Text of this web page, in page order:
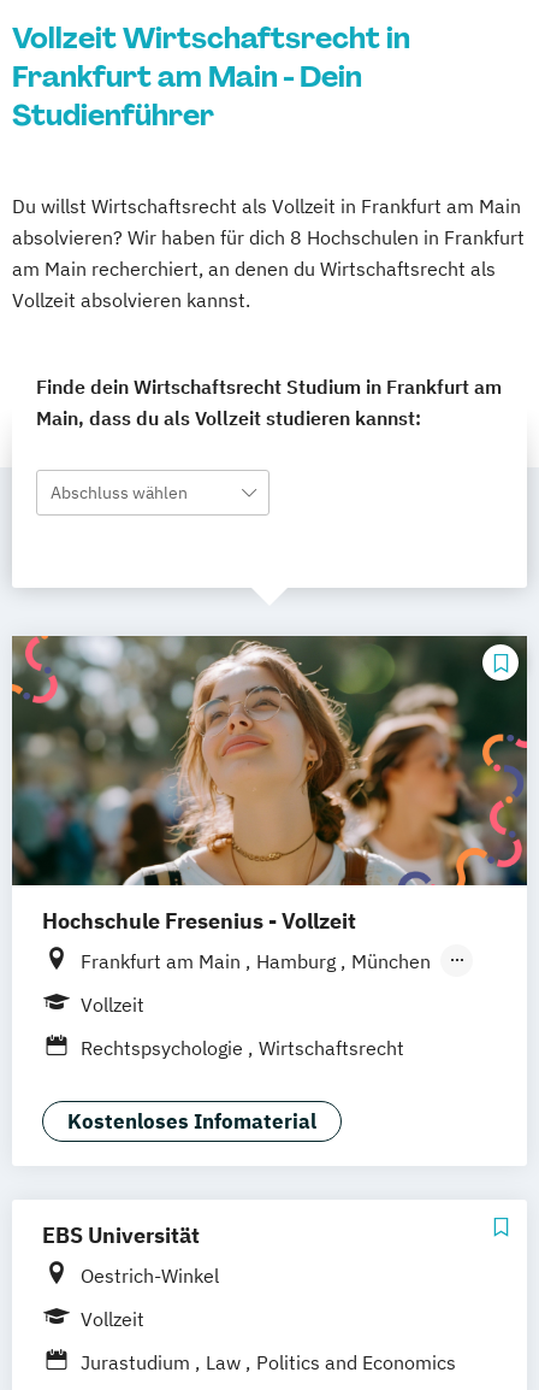
Vollzeit Wirtschaftsrecht in
Frankfurt am Main - Dein
Studienführer
Du willst Wirtschaftsrecht als Vollzeit in Frankfurt am Main
absolvieren? Wir haben für dich 8 Hochschulen in Frankfurt
am Main recherchiert, an denen du Wirtschaftsrecht als
Vollzeit absolvieren kannst.
Finde dein Wirtschaftsrecht Studium in Frankfurt am
Main, dass du als Vollzeit studieren kannst:
Abschluss wählen
Hochschule Fresenius - Vollzeit
Frankfurt am Main Hamburg
München
Düsseldorf
Braunschweig Erfurt
Vollzeit
Rechtspsychologie
Wirtschaftsrecht
Kostenloses Infomaterial
EBS Universität
Oestrich-Winkel
Vollzeit
Jurastudium
Law Politics and Economics